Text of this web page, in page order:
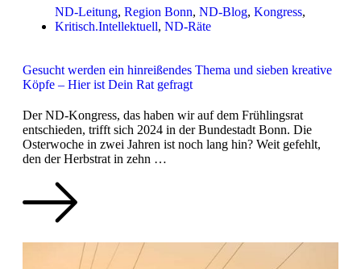
ND-Leitung, Region Bonn, ND-Blog, Kongress,
Kritisch.Intellektuell, ND-Räte
Gesucht werden ein hinreißendes Thema und sieben kreative
Köpfe – Hier ist Dein Rat gefragt
Der ND-Kongress, das haben wir auf dem Frühlingsrat
entschieden, trifft sich 2024 in der Bundestadt Bonn. Die
Osterwoche in zwei Jahren ist noch lang hin? Weit gefehlt,
den der Herbstrat in zehn …